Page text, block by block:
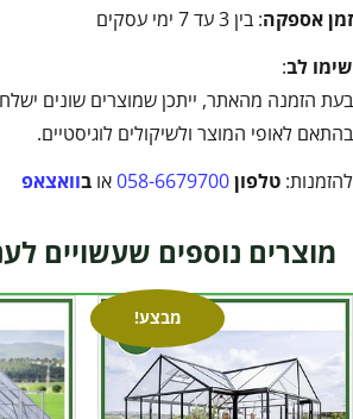
זמן אספקה: בין 3 עד 7 ימי עסקים
שימו לב:
בעת הזמנה מהאתר, ייתכן שמוצרים שונים
בהתאם לאופי המוצר ולשיקולים לוגיסטיים.
להזמנות: טלפון058-6679700או בוואצאפ
מוצרים נוספים שעשויים
מבצע!